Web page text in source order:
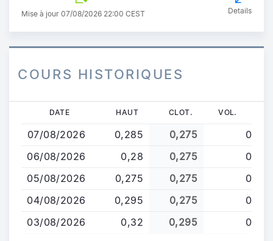
Mise à jour 07/08/2026 22:00 CEST Details
COURS HISTORIQUES
contenu
principal
DATE HAUT CLOT. VOL.
07/08/2026 0,285 0,275
0
06/08/2026
0,28 0,275
0
05/08/2026
0,275 0,275
0
04/08/2026
0,295 0,275
0
03/08/2026
0,32 0,295 0